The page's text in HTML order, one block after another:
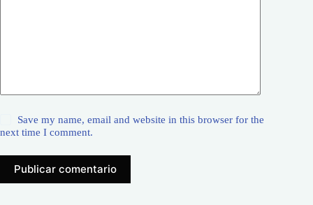
Save my name, email and website in this browser for the
next time I comment.
Publicar comentario